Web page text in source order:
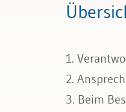
Finanzen &
Bau &
1.
2.
3. Beim